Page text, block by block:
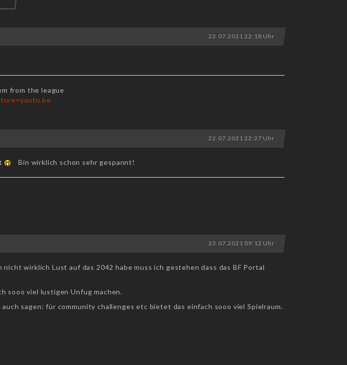
22.07.2021 22:18 Uhr
from the league
22.07.2021 22:27 Uhr
Bin wirklich schon sehr gespannt!
23.07.2021 09:12 Uhr
wirklich Lust auf das 2042 habe muss ich gestehen dass das BF Portal
sooo viel lustigen Unfug machen.
sagen: für community challenges etc bietet das einfach sooo viel Spielraum.